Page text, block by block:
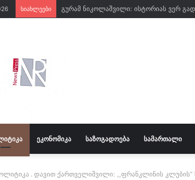
სიახლეები
ᲔᲙᲝᲜᲝᲛᲘᲙᲐ ᲡᲐᲖᲝᲒᲐᲓᲝᲔᲑᲐ ᲡᲐᲛᲐᲠᲗᲐᲚᲘ
. დავით ქართველიშვილი: ,,ფრანკლინის კლუბის“